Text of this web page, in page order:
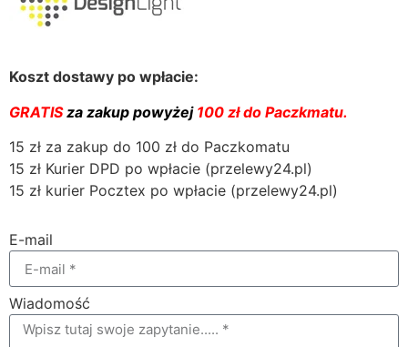
Koszt dostawy po wpłacie:
GRATISza zakup powyżej100 zł do Paczkmatu.
15 zł za zakup do 100 zł do Paczkomatu
15 zł Kurier DPD po wpłacie (przelewy24.pl)
15 zł kurier Pocztex po wpłacie (przelewy24.pl)
E-mail
Wiadomość